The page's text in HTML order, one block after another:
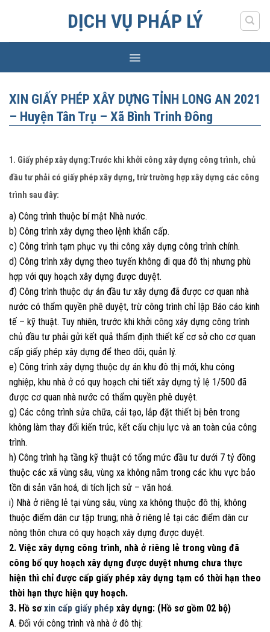
DỊCH VỤ PHÁP LÝ
XIN GIẤY PHÉP XÂY DỰNG TỈNH LONG AN 2021
– Huyện Tân Trụ – Xã Bình Trinh Đông
1. Giấy phép xây dựng:Trước khi khởi công xây dựng công trình, chủ
đầu tư phải có giấy phép xây dựng, trừ trường hợp xây dựng các công
trình sau đây:
a) Công trình thuộc bí mật Nhà nước.
b) Công trình xây dựng theo lệnh khẩn cấp.
c) Công trình tạm phục vụ thi công xây dựng công trình chính.
d) Công trình xây dựng theo tuyến không đi qua đô thị nhưng phù
hợp với quy hoạch xây dựng được duyệt.
đ) Công trình thuộc dự án đầu tư xây dựng đã được cơ quan nhà
nước có thẩm quyền phê duyệt, trừ công trình chỉ lập Báo cáo kinh
tế – kỹ thuật. Tuy nhiên, trước khi khởi công xây dựng công trình
chủ đầu tư phải gửi kết quả thẩm định thiết kế cơ sở cho cơ quan
cấp giấy phép xây dựng để theo dõi, quản lý.
e) Công trình xây dựng thuộc dự án khu đô thị mới, khu công
nghiệp, khu nhà ở có quy hoạch chi tiết xây dựng tỷ lệ 1/500 đã
được cơ quan nhà nước có thẩm quyền phê duyệt.
g) Các công trình sửa chữa, cải tạo, lắp đặt thiết bị bên trong
không làm thay đổi kiến trúc, kết cấu chịu lực và an toàn của công
trình.
h) Công trình hạ tầng kỹ thuật có tổng mức đầu tư dưới 7 tỷ đồng
thuộc các xã vùng sâu, vùng xa không nằm trong các khu vực bảo
tồn di sản văn hoá, di tích lịch sử – văn hoá.
i) Nhà ở riêng lẻ tại vùng sâu, vùng xa không thuộc đô thị, không
thuộc điểm dân cư tập trung; nhà ở riêng lẻ tại các điểm dân cư
nông thôn chưa có quy hoạch xây dựng được duyệt.
2. Việc xây dựng công trình, nhà ở riêng lẻ trong vùng đã
công bố quy hoạch xây dựng được duyệt nhưng chưa thực
hiện thì chỉ được cấp giấy phép xây dựng tạm có thời hạn theo
thời hạn thực hiện quy hoạch.
3. Hồ sơ xin cấp giấy phép xây dựng: (Hồ sơ gồm 02 bộ)
A. Đối với công trình và nhà ở đô thị: